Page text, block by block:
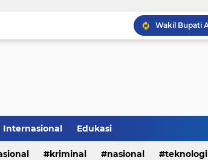
Internasional Edukasi
kriminal nasional teknologi